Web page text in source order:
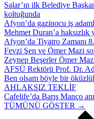
Salar’ın ilk Belediye
koltuğunda
Afyon’da gazinocu iş
Mehmet Duran’a haksızlık
Afyon’da Tiyatro Zamanı
Fevzi Şen ve Ömer Mazi
Zeynep Beşerler Ömer
AFSÜ Rektörü Prof. Dr.
Ben olsam böyle bir
AHLAKSIZ TEKLİF
Cafelife’da Barış Manço
TÜMÜNÜ GÖSTER →